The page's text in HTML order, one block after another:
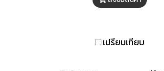
Backlight Master Drive
ความฟุ้ง และเพิ่มรายละเอียด
เปรียบเทียบ